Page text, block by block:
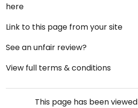
here
Link to this page from your site
See an unfair review?
View full terms & conditions
This page has been viewed